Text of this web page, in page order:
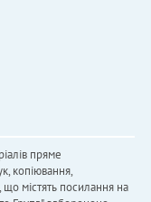
пряме
копіювання,
що містять посилання на